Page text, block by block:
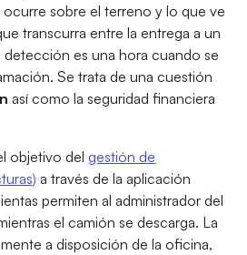
sobre el terreno y lo que ve
transcurra entre la entrega a un
es una hora cuando se
Se trata de una cuestión
así como la seguridad financiera
objetivo del gestión de
a través de la aplicación
permiten al administrador del
el camión se descarga. La
a disposición de la oficina,